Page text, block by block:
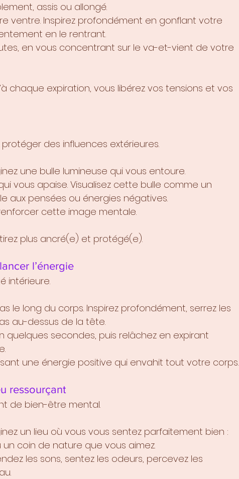
assis ou allongé.
ventre. Inspirez profondément en gonflant votre
en le rentrant.
en vous concentrant sur le va-et-vient de votre
chaque expiration, vous libérez vos tensions et vos
des influences extérieures.
une bulle lumineuse qui vous entoure.
vous apaise. Visualisez cette bulle comme un
aux pensées ou énergies négatives.
cette image mentale.
plus ancré(e) et protégé(e).
l’énergie
intérieure.
le long du corps. Inspirez profondément, serrez les
au-dessus de la tête.
quelques secondes, puis relâchez en expirant
une énergie positive qui envahit tout votre corps.
ressourçant
de bien-être mental.
un lieu où vous vous sentez parfaitement bien :
coin de nature que vous aimez.
les sons, sentez les odeurs, percevez les